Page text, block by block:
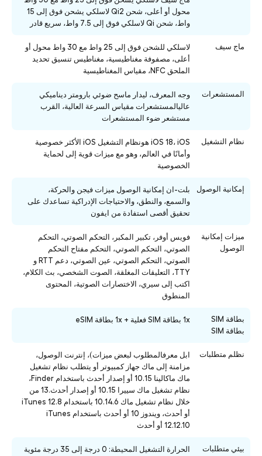
محول أو أعلى، شحن Qi2 لاسلكي يشحن فوق إلى 15
واط، شحن Qi لاسلكي فوق إلى 7.5 واط، سريع قادر
ماج سيف
لاسلكي للشحن فوق إلى 25 واط مع 30 واط محول أو
أعلى، مصفوفة مغناطيسية، مغناطيس تنسيق تحديد
الملحق NFC، مقياس المغناطيسية
المستشعرات
وجه المعرف، ليدار ماسح ضوئي بارومتر ديناميكي
عاليالمستشعرات مقياس السرعة العالية، القرب
مستشعر ضوء المستشعرات
نظام التشغيل
iOS 18، iOS هونظام التشغيل iOS الأكثر خصوصية
وأمانًا في العالم، وهو مع ميزات قوية إلى لحماية
الخصوصية
إمكانية الوصول
بلت-ان إمكانية الوصول ميزات فيجن والحركة،
والسمع، والنطق، والاحتياجات الإدراكية تساعدك على
تحقيق أقصى استفادة من ايفون
ميزات إمكانية
الوصول
فويس أوفر، تكبير المكبر، التحكم الصوتي، التحكم
الصوتي، التحكم الصوتي، التحكم مفتاح التحكم
الصوتي، التحكم الصوتي، عين الصوتي، دعم RTT و
TTY، التعليقات المغلقة، الصوت الشخصي، بث الكلام،
اكتب إلى سيري، الاختصارات الصوتية، المحتوى
المنطوق
بطاقة SIM
بطاقة SIM
1x بطاقة SIM فعلية + 1x بطاقة eSIM
نظلم متطلبات
ابل معرفالمطلوب لبعض ميزات)، إنترنت الوصول،
مزامنة إلى ماك جهاز كمبيوتر أو يتطلب نظام تشغيل
ماك ماكالينا 10.15 أو إصدار أحدث باستخدام Finder،
نظام تشغيل ماك سييرا 10.15 أو إصدار أحدث.13 من
خلال نظام تشغيل ماك 10.14.6 باستخدام iTunes 12.8
أو أحدث، ويندوز 10 أو أحدث باستخدام iTunes
12.12.10 أو أحدث
بيئي متطلبات
الحرارة التشغيل المحيطة: 0 درجة إلى 35 درجة مئوية